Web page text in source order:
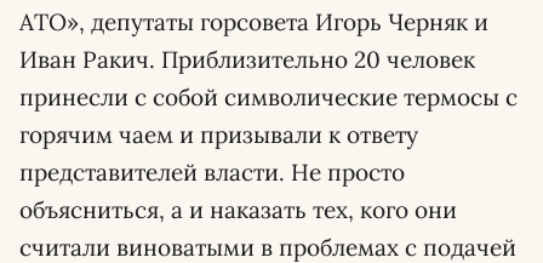
АТО», депутаты горсовета Игорь Черняк и
Иван Ракич. Приблизительно 20 человек
принесли с собой символические термосы с
горячим чаем и призывали к ответу
представителей власти. Не просто
объясниться, а и наказать тех, кого они
считали виноватыми в проблемах с подачей